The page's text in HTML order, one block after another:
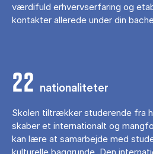
værdifuld erhvervserfaring og
kontakter allerede under din
22 nationaliteter
Skolen tiltrækker studerende fra
skaber et internationalt og
kan lære at samarbejde med